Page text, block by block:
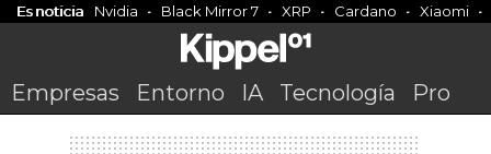
Es noticia Nvidia Black Mirror 7 XRP Cardano Xiaomi
Empresas Entorno IA Tecnología Pro